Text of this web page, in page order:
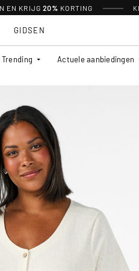
EN KRIJG 20% KORTING
Trending Actuele aanbiedingen
GIDSEN